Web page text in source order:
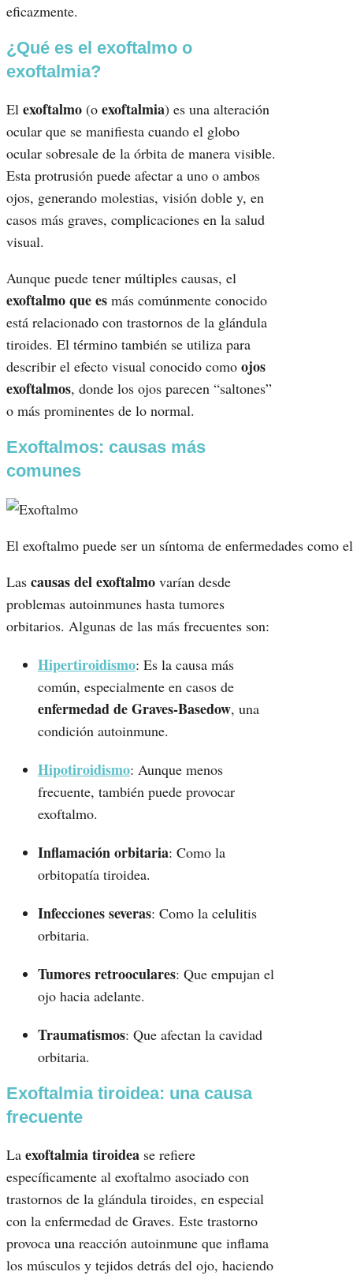
eficazmente.
¿Qué es el exoftalmo o
exoftalmia?
El exoftalmo (o exoftalmia) es una alteración
ocular que se manifiesta cuando el globo
ocular sobresale de la órbita de manera visible.
Esta protrusión puede afectar a uno o ambos
ojos, generando molestias, visión doble y, en
casos más graves, complicaciones en la salud
visual.
Aunque puede tener múltiples causas, el
exoftalmo que es más comúnmente conocido
está relacionado con trastornos de la glándula
tiroides. El término también se utiliza para
describir el efecto visual conocido como ojos
exoftalmos, donde los ojos parecen “saltones”
o más prominentes de lo normal.
Exoftalmos: causas más
comunes
El exoftalmo puede ser un síntoma de enfermedades como
Las causas del exoftalmo varían desde
problemas autoinmunes hasta tumores
orbitarios. Algunas de las más frecuentes son:
Hipertiroidismo: Es la causa más
común, especialmente en casos de
enfermedad de Graves-Basedow, una
condición autoinmune.
Hipotiroidismo: Aunque menos
frecuente, también puede provocar
exoftalmo.
Inflamación orbitaria: Como la
orbitopatía tiroidea.
Infecciones severas: Como la celulitis
orbitaria.
Tumores retrooculares: Que empujan el
ojo hacia adelante.
Traumatismos: Que afectan la cavidad
orbitaria.
Exoftalmia tiroidea: una causa
frecuente
La exoftalmia tiroidea se refiere
específicamente al exoftalmo asociado con
trastornos de la glándula tiroides, en especial
con la enfermedad de Graves. Este trastorno
provoca una reacción autoinmune que inflama
los músculos y tejidos detrás del ojo, haciendo